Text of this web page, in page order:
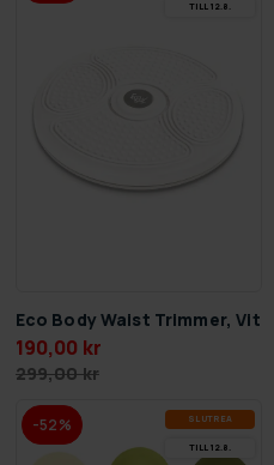
TILL 12.8.
Eco Body Waist Trimmer, Vit
190,00 kr
299,00 kr
-52% SLUT­REA
TILL 12.8.